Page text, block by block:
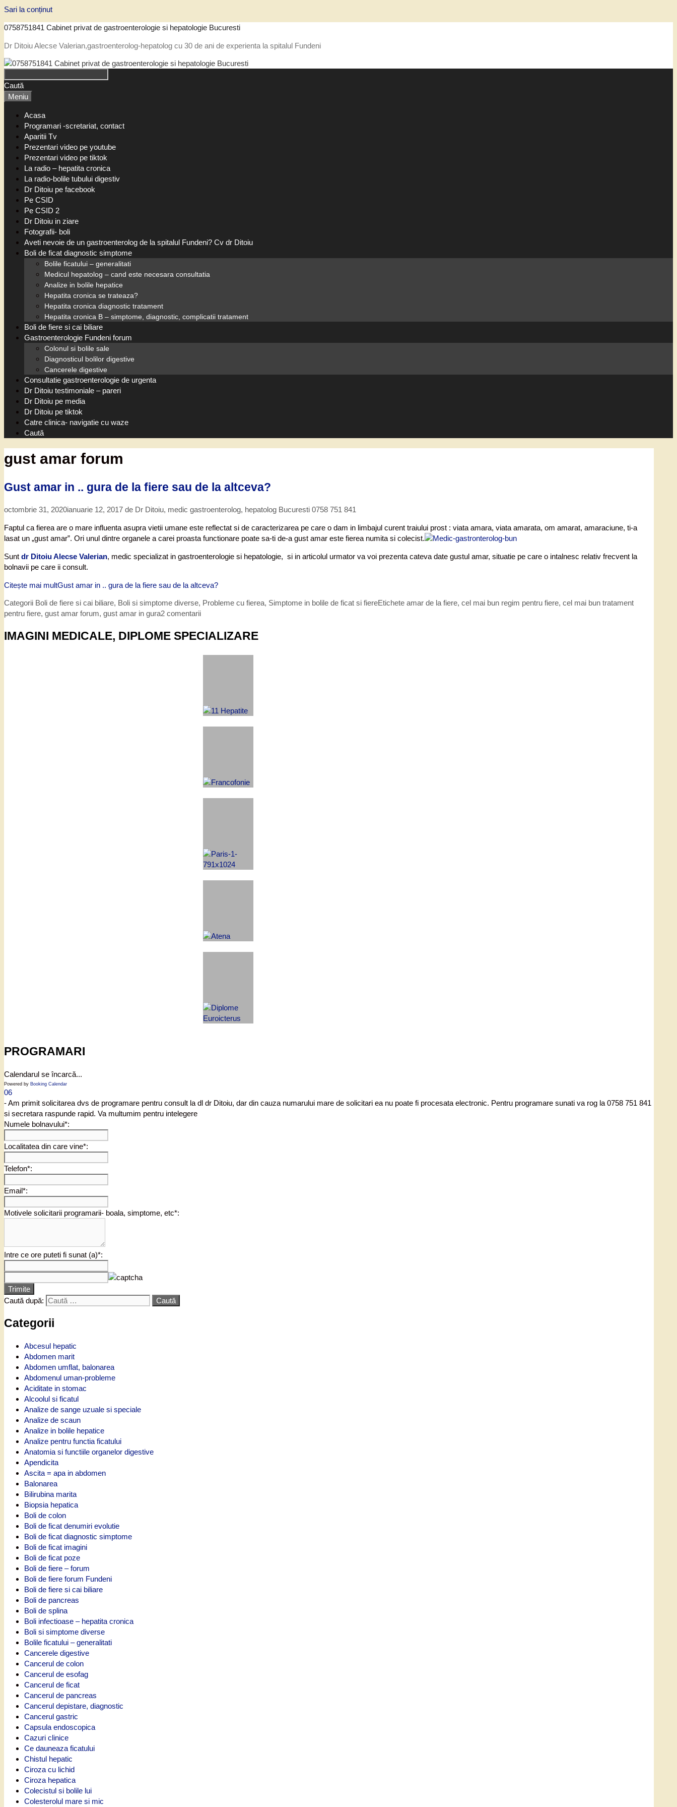
Sari la conținut
0758751841 Cabinet privat de gastroenterologie si hepatologie Bucuresti
Dr Ditoiu Alecse Valerian,gastroenterolog-hepatolog cu 30 de ani de experienta la spitalul Fundeni
Caută
Meniu
Acasa
Programari -scretariat, contact
Aparitii Tv
Prezentari video pe youtube
Prezentari video pe tiktok
La radio – hepatita cronica
La radio-bolile tubului digestiv
Dr Ditoiu pe facebook
Pe CSID
Pe CSID 2
Dr Ditoiu in ziare
Fotografii- boli
Aveti nevoie de un gastroenterolog de la spitalul Fundeni? Cv dr Ditoiu
Boli de ficat diagnostic simptome
Bolile ficatului – generalitati
Medicul hepatolog – cand este necesara consultatia
Analize in bolile hepatice
Hepatita cronica se trateaza?
Hepatita cronica diagnostic tratament
Hepatita cronica B – simptome, diagnostic, complicatii tratament
Boli de fiere si cai biliare
Gastroenterologie Fundeni forum
Colonul si bolile sale
Diagnosticul bolilor digestive
Cancerele digestive
Consultatie gastroenterologie de urgenta
Dr Ditoiu testimoniale – pareri
Dr Ditoiu pe media
Dr Ditoiu pe tiktok
Catre clinica- navigatie cu waze
Caută
gust amar forum
Gust amar in .. gura de la fiere sau de la altceva?
octombrie 31, 2020ianuarie 12, 2017 de Dr Ditoiu, medic gastroenterolog, hepatolog Bucuresti 0758 751 841
Faptul ca fierea are o mare influenta asupra vietii umane este reflectat si de caracterizarea pe care o dam in limbajul curent traiului prost : viata amara, viata amarata, om amarat, amaraciune, ti-a
lasat un „gust amar”. Ori unul dintre organele a carei proasta functionare poate sa-ti de-a gust amar este fierea numita si colecist.
Sunt dr Ditoiu Alecse Valerian, medic specializat in gastroenterologie si hepatologie, si in articolul urmator va voi prezenta cateva date gustul amar, situatie pe care o intalnesc relativ frecvent la
bolnavii pe care ii consult.
Citește mai multGust amar in .. gura de la fiere sau de la altceva?
Categorii Boli de fiere si cai biliare, Boli si simptome diverse, Probleme cu fierea, Simptome in bolile de ficat si fiereEtichete amar de la fiere, cel mai bun regim pentru fiere, cel mai bun tratament
pentru fiere, gust amar forum, gust amar in gura2 comentarii
IMAGINI MEDICALE, DIPLOME SPECIALIZARE
PROGRAMARI
Calendarul se încarcă...
Powered by Booking Calendar
06
- Am primit solicitarea dvs de programare pentru consult la dl dr Ditoiu, dar din cauza numarului mare de solicitari ea nu poate fi procesata electronic. Pentru programare sunati va rog la 0758 751 841
si secretara raspunde rapid. Va multumim pentru intelegere
Numele bolnavului*:
Localitatea din care vine*:
Telefon*:
Email*:
Motivele solicitarii programarii- boala, simptome, etc*:
Intre ce ore puteti fi sunat (a)*:
Trimite
Caută după:
Categorii
Abcesul hepatic
Abdomen marit
Abdomen umflat, balonarea
Abdomenul uman-probleme
Aciditate in stomac
Alcoolul si ficatul
Analize de sange uzuale si speciale
Analize de scaun
Analize in bolile hepatice
Analize pentru functia ficatului
Anatomia si functiile organelor digestive
Apendicita
Ascita = apa in abdomen
Balonarea
Bilirubina marita
Biopsia hepatica
Boli de colon
Boli de ficat denumiri evolutie
Boli de ficat diagnostic simptome
Boli de ficat imagini
Boli de ficat poze
Boli de fiere – forum
Boli de fiere forum Fundeni
Boli de fiere si cai biliare
Boli de pancreas
Boli de splina
Boli infectioase – hepatita cronica
Boli si simptome diverse
Bolile ficatului – generalitati
Cancerele digestive
Cancerul de colon
Cancerul de esofag
Cancerul de ficat
Cancerul de pancreas
Cancerul depistare, diagnostic
Cancerul gastric
Capsula endoscopica
Cazuri clinice
Ce dauneaza ficatului
Chistul hepatic
Ciroza cu lichid
Ciroza hepatica
Colecistul si bolile lui
Colesterolul mare si mic